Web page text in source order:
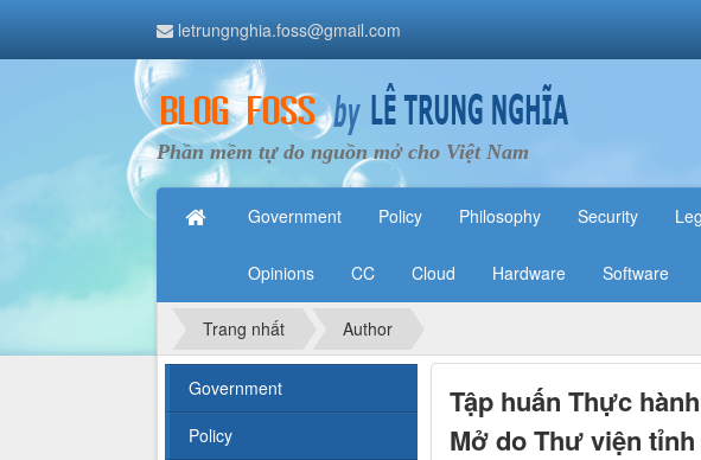
letrungnghia.foss@gmail.com
Phần mềm tự do nguồn mở cho Việt Nam
Government Policy Philosophy Security
Opinions CC Cloud Hardware Software
Trang nhất Author
Tập huấn Thực
Mở do Thư viện
Government
Policy